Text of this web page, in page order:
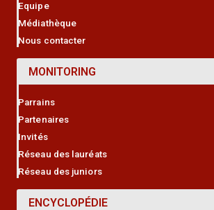
Equipe
Médiathèque
Nous contacter
MONITORING
Parrains
Partenaires
Invités
Réseau des lauréats
Réseau des juniors
ENCYCLOPÉDIE